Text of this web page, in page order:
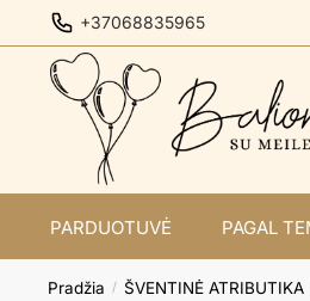
to
navigation
to
content
+37068835965
PARDUOTUVĖ PAGAL
Pradžia / ŠVENTINĖ ATRIBUTIKA